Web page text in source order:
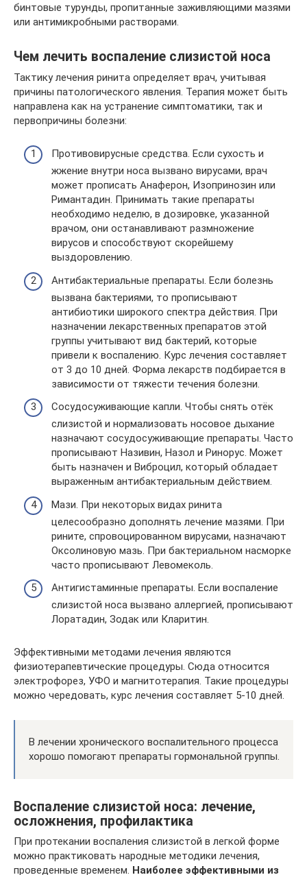
бинтовые турунды, пропитанные заживляющими мазями
или антимикробными растворами.
Чем лечить воспаление слизистой носа
Тактику лечения ринита определяет врач, учитывая
причины патологического явления. Терапия может быть
направлена как на устранение симптоматики, так и
первопричины болезни:
Противовирусные средства. Если сухость и
жжение внутри носа вызвано вирусами, врач
может прописать Анаферон, Изопринозин или
Римантадин. Принимать такие препараты
необходимо неделю, в дозировке, указанной
врачом, они останавливают размножение
вирусов и способствуют скорейшему
выздоровлению.
Антибактериальные препараты. Если болезнь
вызвана бактериями, то прописывают
антибиотики широкого спектра действия. При
назначении лекарственных препаратов этой
группы учитывают вид бактерий, которые
привели к воспалению. Курс лечения составляет
от 3 до 10 дней. Форма лекарств подбирается в
зависимости от тяжести течения болезни.
Сосудосуживающие капли. Чтобы снять отёк
слизистой и нормализовать носовое дыхание
назначают сосудосуживающие препараты. Часто
прописывают Називин, Назол и Ринорус. Может
быть назначен и Виброцил, который обладает
выраженным антибактериальным действием.
Мази. При некоторых видах ринита
целесообразно дополнять лечение мазями. При
рините, спровоцированном вирусами, назначают
Оксолиновую мазь. При бактериальном насморке
часто прописывают Левомеколь.
Антигистаминные препараты. Если воспаление
слизистой носа вызвано аллергией, прописывают
Лоратадин, Зодак или Кларитин.
Эффективными методами лечения являются
физиотерапевтические процедуры. Сюда относится
электрофорез, УФО и магнитотерапия. Такие процедуры
можно чередовать, курс лечения составляет 5-10 дней.
В лечении хронического воспалительного процесса
хорошо помогают препараты гормональной группы.
Воспаление слизистой носа: лечение,
осложнения, профилактика
При протекании воспаления слизистой в легкой форме
можно практиковать народные методики лечения,
проведенные временем. Наиболее эффективными из